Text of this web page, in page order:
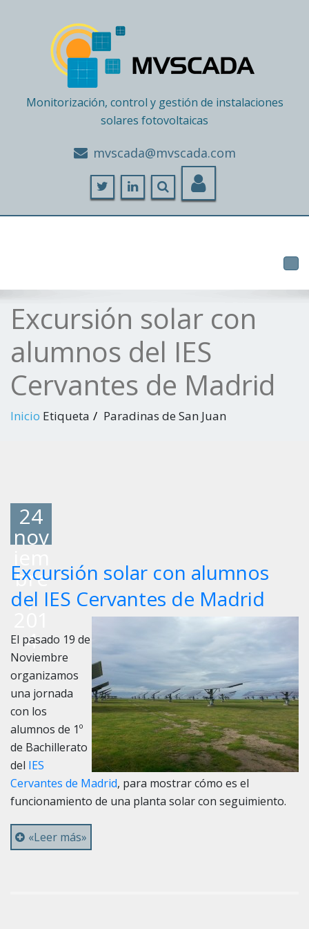
Monitorización, control y gestión de instalaciones
solares fotovoltaicas
moc.adacsvm@adacsvm
Excursión solar con
alumnos del IES
Cervantes de Madrid
Inicio Etiqueta Paradinas de San Juan
24
nov
bre
,
4
Excursión solar con alumnos
del IES Cervantes de Madrid
El pasado 19 de
Noviembre
organizamos
una jornada
con los
alumnos de 1º
de Bachillerato
del IES
Cervantes de Madrid, para mostrar cómo es el
funcionamiento de una planta solar con seguimiento.
«Leer más»